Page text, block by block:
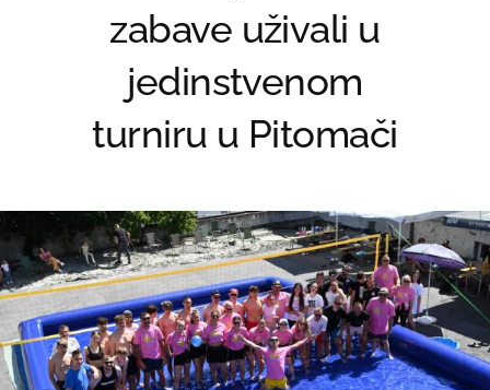
zabave uživali u
jedinstvenom
turniru u Pitomači